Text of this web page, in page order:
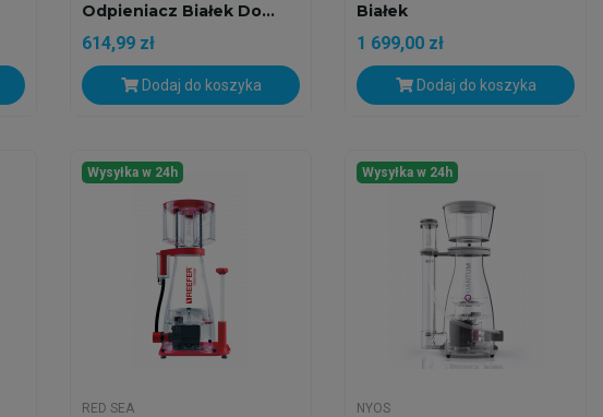
Odpieniacz Białek Do...
614,99 zł
Dodaj do koszyka
Białek
1 699,00 zł
Dodaj do koszyka
Wysyłka w 24h
RED SEA
Wysyłka w 24h
NYOS